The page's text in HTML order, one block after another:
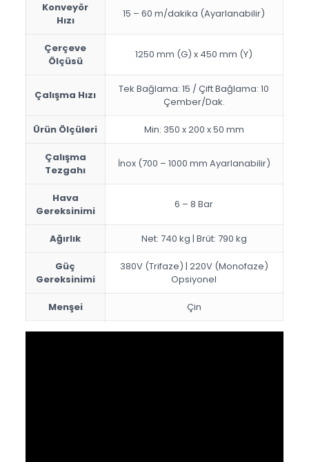
Konveyör
Hızı
15 – 60 m/dakika (Ayarlanabilir)
Çerçeve
Ölçüsü
1250 mm (G) x 450 mm (Y)
Çalışma Hızı
Tek Bağlama: 15 / Çift Bağlama: 10
Çember/Dak.
Ürün Ölçüleri Min: 350 x 200 x 50 mm
Çalışma
Tezgahı
İnox (700 – 1000 mm Ayarlanabilir)
Hava
Gereksinimi
6 – 8 Bar
Ağırlık Net: 740 kg | Brüt: 790 kg
Güç
Gereksinimi
380V (Trifaze) | 220V (Monofaze)
Opsiyonel
Menşei Çin